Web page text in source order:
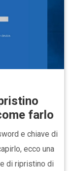
farlo
e chiave di
ecco una
di ripristino di